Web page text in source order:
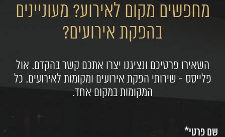
מחפשים מקום לאירוע? מעוניינים
בהפקת אירועים?
השאירו פרטיכם ונציגנו יצרו אתכם קשר בהקדם. אול
פלייסס - שירותי הפקת אירועים ומקומות לאירועים. כל
המקומות במקום אחד.